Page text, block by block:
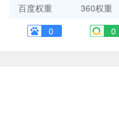
百度权重 360权重
0
0